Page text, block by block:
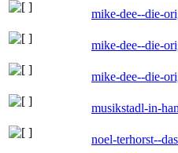
mike-dee--die-
mike-dee--die-
mike-dee--die-
musikstadl-in-
noel-terhorst--